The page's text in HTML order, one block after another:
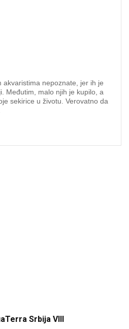
akvaristima nepoznate, jer ih je
Međutim, malo njih je kupilo, a
sekirice u životu. Verovatno da
Srbija VIII